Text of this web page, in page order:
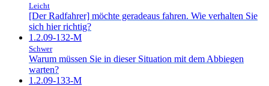
Leicht
[Der Radfahrer] möchte geradeaus fahren. Wie verhalten Sie
sich hier richtig?
1.2.09-132-M
Schwer
Warum müssen Sie in dieser Situation mit dem Abbiegen
warten?
1.2.09-133-M